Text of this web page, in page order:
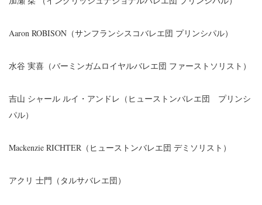
Aaron ROBISON（サンフランシスコバレエ団 プリンシパル）
水谷 実喜（バーミンガムロイヤルバレエ団 ファーストソリスト）
吉山 シャール ルイ・アンドレ（ヒューストンバレエ団 プリンシ
パル）
Mackenzie RICHTER（ヒューストンバレエ団 デミソリスト）
アクリ 士門（タルサバレエ団）